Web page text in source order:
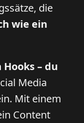
die
wie ein
– du
Media
Mit einem
Content